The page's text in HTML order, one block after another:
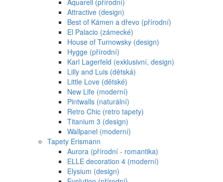
Aquarell (přírodní)
Attractive (design)
Best of Kámen a dřevo (přírodní)
El Palacio (zámecké)
House of Turnowsky (design)
Hygge (přírodní)
Karl Lagerfeld (exklusivní, design)
Lilly and Luis (dětská)
Little Love (dětské)
New Life (moderní)
Pintwalls (naturální)
Retro Chic (retro tapety)
Titanium 3 (design)
Wallpanel (moderní)
Tapety Erismann
Aurora (přírodní - romantika)
ELLE decoration 4 (moderní)
Elysium (design)